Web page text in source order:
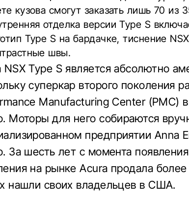
кузова смогут заказать лишь 70 из
отделка версии Type S
Type S на бардачке, тиснение
швы.
NSX Type S является абсолютно
суперкар второго поколения
Manufacturing Center (PMC)
Моторы для него собираются
предприятии Anna
За шесть лет с момента
на рынке Acura продала
нашли своих владельцев в США.